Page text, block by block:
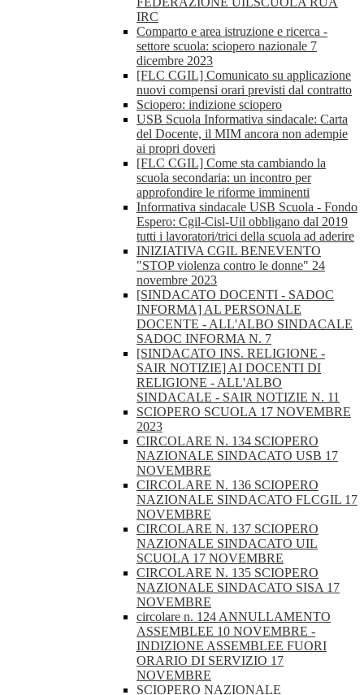
IRC
Comparto e area istruzione e ricerca -
settore scuola: sciopero nazionale 7
dicembre 2023
[FLC CGIL] Comunicato su applicazione
nuovi compensi orari previsti dal contratto
Sciopero: indizione sciopero
USB Scuola Informativa sindacale: Carta
del Docente, il MIM ancora non adempie
ai propri doveri
[FLC CGIL] Come sta cambiando la
scuola secondaria: un incontro per
approfondire le riforme imminenti
Informativa sindacale USB Scuola - Fondo
Espero: Cgil-Cisl-Uil obbligano dal 2019
tutti i lavoratori/trici della scuola ad aderire
INIZIATIVA CGIL BENEVENTO
"STOP violenza contro le donne" 24
novembre 2023
[SINDACATO DOCENTI - SADOC
INFORMA] AL PERSONALE
DOCENTE - ALL'ALBO SINDACALE
SADOC INFORMA N. 7
[SINDACATO INS. RELIGIONE -
SAIR NOTIZIE] AI DOCENTI DI
RELIGIONE - ALL'ALBO
SINDACALE - SAIR NOTIZIE N. 11
SCIOPERO SCUOLA 17 NOVEMBRE
2023
CIRCOLARE N. 134 SCIOPERO
NAZIONALE SINDACATO USB 17
NOVEMBRE
CIRCOLARE N. 136 SCIOPERO
NAZIONALE SINDACATO FLCGIL 17
NOVEMBRE
CIRCOLARE N. 137 SCIOPERO
NAZIONALE SINDACATO UIL
SCUOLA 17 NOVEMBRE
CIRCOLARE N. 135 SCIOPERO
NAZIONALE SINDACATO SISA 17
NOVEMBRE
circolare n. 124 ANNULLAMENTO
ASSEMBLEE 10 NOVEMBRE -
INDIZIONE ASSEMBLEE FUORI
ORARIO DI SERVIZIO 17
NOVEMBRE
SCIOPERO NAZIONALE